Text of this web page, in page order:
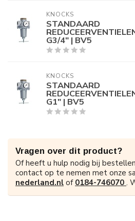
KNOCKS
STANDAARD
G3/4" | BV5
KNOCKS
STANDAARD
G1" | BV5
Vragen over dit product?
Of heeft u hulp nodig bij
contact op te nemen met onze
nederland.nl of 0184-746070 .